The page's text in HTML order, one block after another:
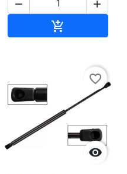
 


favorite_border